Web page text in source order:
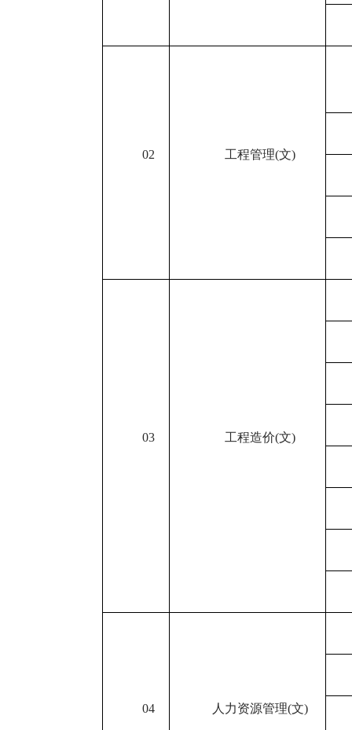
02 工程管理(文)
03 工程造价(文)
04 人力资源管理(文)